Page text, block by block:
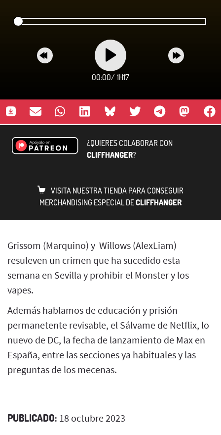
00:00/ 1H17
¿QUIERES COLABORAR CON
CLIFFHANGER?
VISITA NUESTRA TIENDA PARA CONSEGUIR
MERCHANDISING ESPECIAL DECLIFFHANGER
Grissom (Marquino) y Willows (AlexLiam)
resuleven un crimen que ha sucedido esta
semana en Sevilla y prohibir el Monster y los
vapes.
Además hablamos de educación y prisión
permanetente revisable, el Sálvame de Netflix, lo
nuevo de DC, la fecha de lanzamiento de Max en
España, entre las secciones ya habituales y las
preguntas de los mecenas.
PUBLICADO: 18 octubre 2023